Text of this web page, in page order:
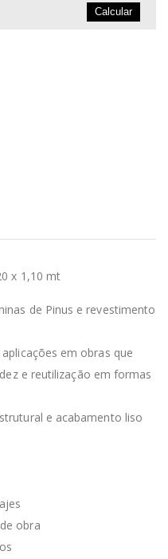
Calcular
x 1,10 mt
de Pinus e revestimento
em obras que
e reutilização em formas
e acabamento liso
obra